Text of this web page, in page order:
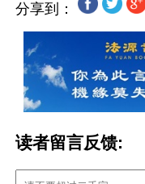
分享到：
读者留言反馈: